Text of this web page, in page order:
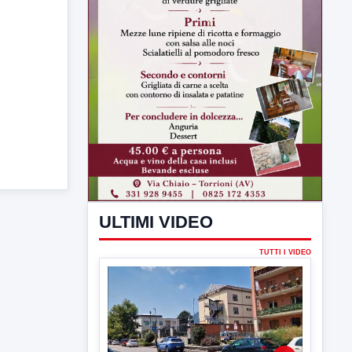
ULTIMI VIDEO
TUTTI I VIDEO
▶
6 AGOSTO 2026 CRONACA
Trovato in casa 42enne in una
Ritrovato senza vita il corpo di un 42enne
in un...